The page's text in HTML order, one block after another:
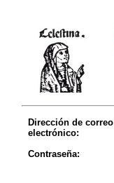
Dirección de correo
electrónico:
Contraseña: